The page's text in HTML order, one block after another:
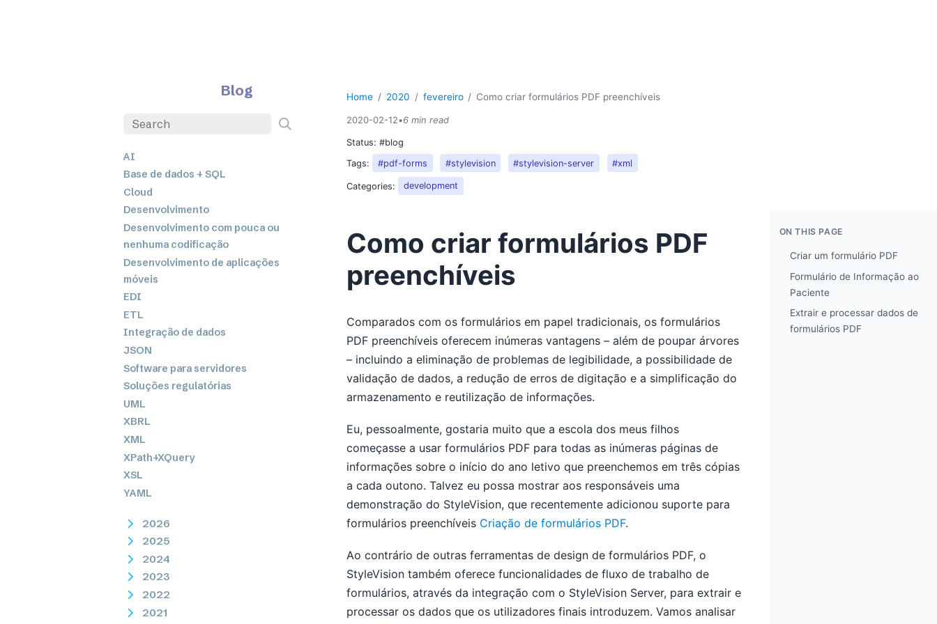
Blog
AI
Base de dados + SQL
Cloud
Desenvolvimento
Desenvolvimento com pouca ou
nenhuma codificação
Desenvolvimento de aplicações
móveis
EDI
ETL
Integração de dados
JSON
Software para servidores
Soluções regulatórias
UML
XBRL
XML
XPath+XQuery
XSL
YAML
2026
2025
2024
2023
2022
2021
Home 2020 fevereiro Como criar formulários PDF preenchíveis
2020-02-12•6 min read
Status:#blog
Tags:
#pdf-forms #stylevision #stylevision-server #xml
Categories: development
Como criar formulários PDF
preenchíveis
Comparados com os formulários em papel tradicionais, os formulários
PDF preenchíveis oferecem inúmeras vantagens – além de poupar árvores
– incluindo a eliminação de problemas de legibilidade, a possibilidade de
validação de dados, a redução de erros de digitação e a simplificação do
armazenamento e reutilização de informações.
Eu, pessoalmente, gostaria muito que a escola dos meus filhos
começasse a usar formulários PDF para todas as inúmeras páginas de
informações sobre o início do ano letivo que preenchemos em três cópias
a cada outono. Talvez eu possa mostrar aos responsáveis uma
demonstração do StyleVision, que recentemente adicionou suporte para
formulários preenchíveis Criação de formulários PDF.
Ao contrário de outras ferramentas de design de formulários PDF, o
StyleVision também oferece funcionalidades de fluxo de trabalho de
formulários, através da integração com o StyleVision Server, para extrair e
processar os dados que os utilizadores finais introduzem. Vamos analisar
ON THIS PAGE
Criar um formulário PDF
Formulário de Informação ao
Paciente
Extrair e processar dados de
formulários PDF